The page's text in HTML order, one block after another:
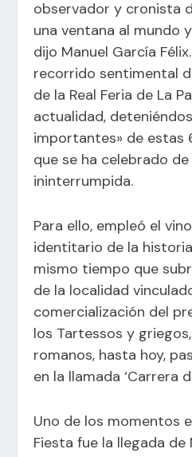
observador y cronista
una ventana al mundo
dijo Manuel García
recorrido sentimental
de la Real Feria de La
actualidad,
importantes» de estas
que se ha celebrado
ininterrumpida.
Para ello, empleó el
identitario de la
mismo tiempo que
de la localidad
comercialización del
los Tartessos y
romanos, hasta hoy,
en la llamada ‘Carrera
Uno de los momentos
Fiesta fue la llegada